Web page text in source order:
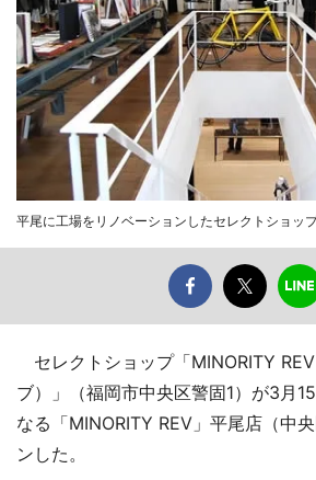
平尾に工場をリノベーションしたセレクトショッ
セレクトショップ「MINORITY
ブ）」（福岡市中央区警固1）が3月
なる「MINORITY REV」平尾店（中
ンした。